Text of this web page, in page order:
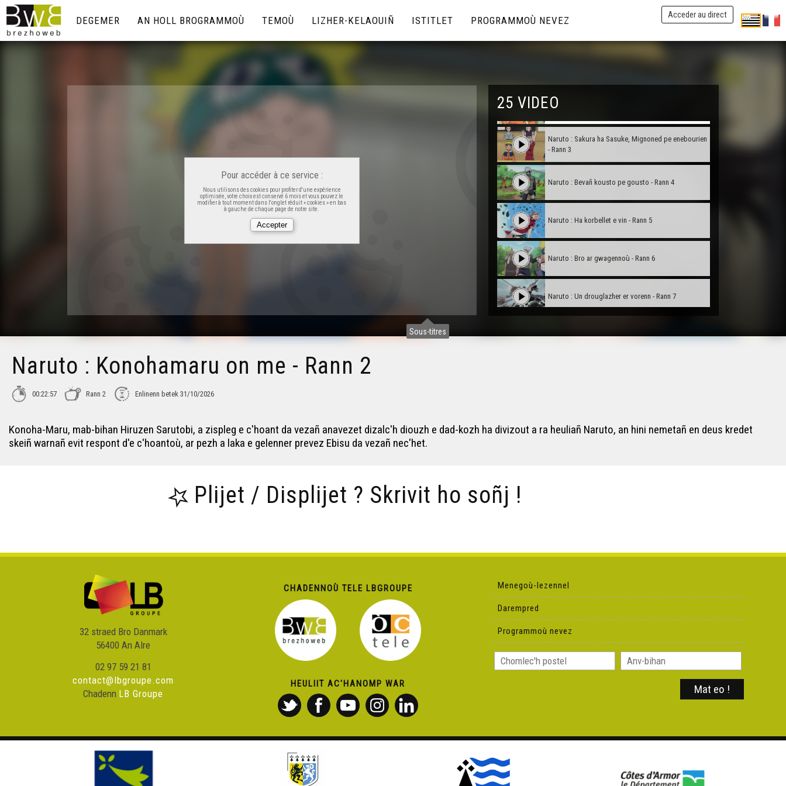
Acceder au direct
DEGEMER AN HOLL BROGRAMMOÙ TEMOÙ LIZHER-KELAOUIÑ ISTITLET PROGRAMMOÙ NEVEZ
Sous-titres
Pour accéder à ce service :
Nous utilisons des cookies pour profiter d'une expérience
optimisée, votre choix est conservé 6 mois et vous pouvez le
modifier à tout moment dans l'onglet réduit « cookies » en bas
à gauche de chaque page de notre site.
25 VIDEONaruto : Konohamaru on me - Rann 2
Naruto : Sakura ha Sasuke, Mignoned pe enebourien
- Rann 3
Naruto : Bevañ kousto pe gousto - Rann 4
Naruto : Ha korbellet e vin - Rann 5
Naruto : Bro ar gwagennoù - Rann 6
Naruto : Un drouglazher er vorenn - Rann 7
Naruto : Skuilhet e vo gwad - Rann 8
Naruto : Konohamaru on me - Rann 2
00:22:57 Rann 2 Enlinenn betek 31/10/2026
Konoha-Maru, mab-bihan Hiruzen Sarutobi, a zispleg e c'hoant da vezañ anavezet dizalc'h diouzh e dad-kozh ha divizout a ra heuliañ Naruto, an hini nemetañ en deus kredet
skeiñ warnañ evit respont d'e c'hoantoù, ar pezh a laka e gelenner prevez Ebisu da vezañ nec'het.
Plijet / Displijet ? Skrivit ho soñj !
32 straed Bro Danmark
56400 An Alre
02 97 59 21 81
contact@lbgroupe.com
Chadenn LB Groupe
CHADENNOÙ TELE LBGROUPE
HEULIIT AC'HANOMP WAR
Menegoù-lezennel
Darempred
Programmoù nevez